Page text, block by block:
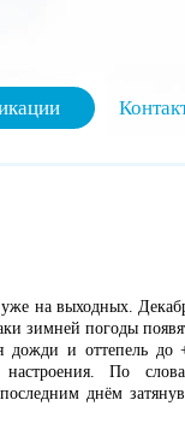
на выходных.
зимней погоды
дожди и оттепель до
По
днём